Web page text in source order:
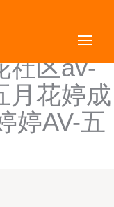
花A片-五
网-五月
社区av-
月花婷成
婷AV-五